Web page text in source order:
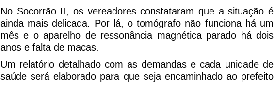
No Socorrão II, os vereadores constataram que a situação é
ainda mais delicada. Por lá, o tomógrafo não funciona há um
mês e o aparelho de ressonância magnética parado há dois
anos e falta de macas.
Um relatório detalhado com as demandas e cada unidade de
saúde será elaborado para que seja encaminhado ao prefeito